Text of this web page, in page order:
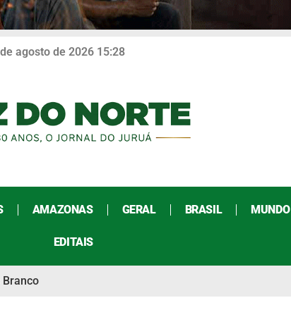
agosto de 2026 15:28
AMAZONAS GERAL BRASIL MUNDO
EDITAIS
Branco